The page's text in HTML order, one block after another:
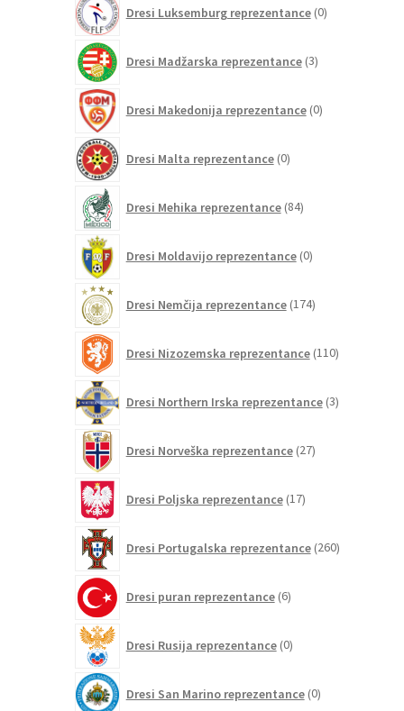
Dresi Luksemburg reprezentance 0izdelkov
Dresi Madžarska reprezentance 3izdelki
Dresi Makedonija reprezentance 0izdelkov
Dresi Malta reprezentance 0izdelkov
Dresi Mehika reprezentance 84izdelkov
Dresi Moldavijo reprezentance 0izdelkov
Dresi Nemčija reprezentance 174izdelkov
Dresi Nizozemska reprezentance 110izdelkov
Dresi Northern Irska reprezentance 3izdelki
Dresi Norveška reprezentance 27izdelkov
Dresi Poljska reprezentance 17izdelkov
Dresi Portugalska reprezentance 260izdelkov
Dresi puran reprezentance 6izdelkov
Dresi Rusija reprezentance 0izdelkov
Dresi San Marino reprezentance 0izdelkov